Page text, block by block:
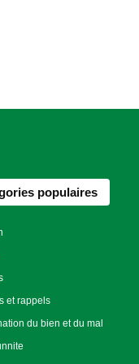
populaires
et rappels
du bien et du mal